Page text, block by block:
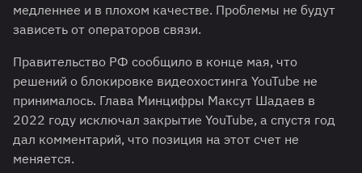
медленнее и в плохом качестве. Проблемы не будут
зависеть от операторов связи.
Правительство РФ сообщило в конце мая, что
решений о блокировке видеохостинга YouTube не
принималось. Глава Минцифры Максут Шадаев в
2022 году исключал закрытие YouTube, а спустя год
дал комментарий, что позиция на этот счет не
меняется.